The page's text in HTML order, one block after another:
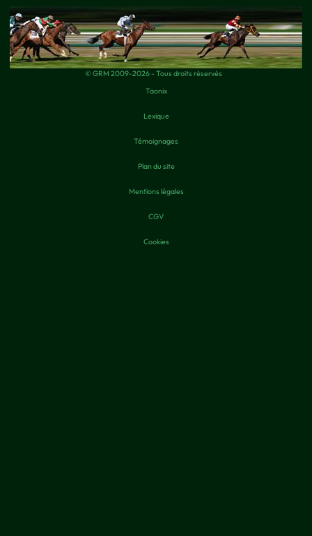
© GRM 2009-2026 - Tous droits réservés
Taonix
Lexique
Témoignages
Plan du site
Mentions légales
CGV
Cookies